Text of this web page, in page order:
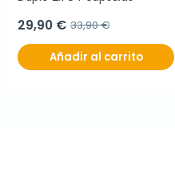
29,90 € 33,90 €
Añadir al carrito